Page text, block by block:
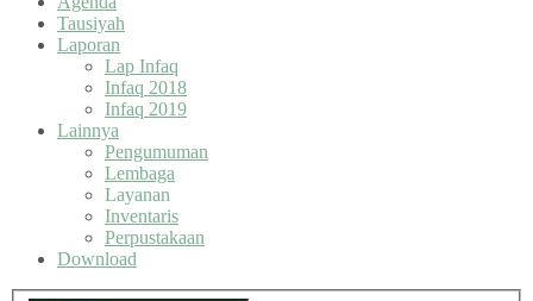
Tausiyah
Laporan
Lap Infaq
Infaq 2018
Infaq 2019
Lainnya
Pengumuman
Lembaga
Layanan
Inventaris
Perpustakaan
Download